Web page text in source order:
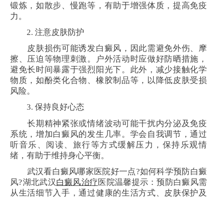
锻炼，如散步、慢跑等，有助于增强体质，提高免疫
力。
2. 注意皮肤防护
皮肤损伤可能诱发白癜风，因此需避免外伤、摩
擦、压迫等物理刺激。户外活动时应做好防晒措施，
避免长时间暴露于强烈阳光下。此外，减少接触化学
物质，如酚类化合物、橡胶制品等，以降低皮肤受损
风险。
3. 保持良好心态
长期精神紧张或情绪波动可能干扰内分泌及免疫
系统，增加白癜风的发生几率。学会自我调节，通过
听音乐、阅读、旅行等方式缓解压力，保持乐观情
绪，有助于维持身心平衡。
武汉看白癜风哪家医院好一点?如何科学预防白癜
风?湖北武汉白癜风治疗医院温馨提示：预防白癜风需
从生活细节入手，通过健康的生活方式、皮肤保护及